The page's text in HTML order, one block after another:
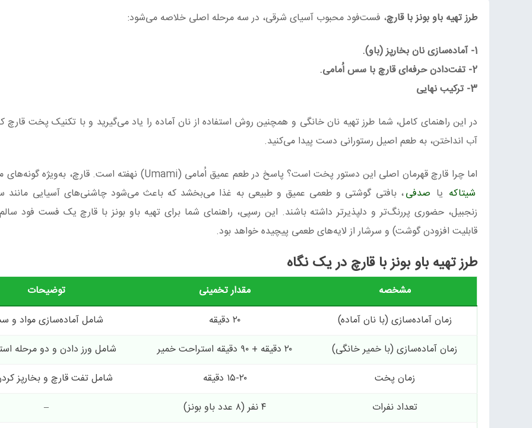
طرز تهیه باو بونز با قارچ، فست‌فود محبوب آسیای شرقی، در سه مرحله اصلی خلاصه می‌شود:
1- آماده‌سازی نان بخارپز (باو).
2- تفت‌دادن حرفه‌ای قارچ با سس اُمامی.
3- ترکیب نهایی
در این راهنمای کامل، شما طرز تهیه نان خانگی و همچنین روش استفاده از نان آماده را یاد می‌گیرید و با تکنیک پخت قارچ
آب انداختن، به طعم اصیل رستورانی دست پیدا می‌کنید.
اما چرا قارچ قهرمان اصلی این دستور پخت است؟ پاسخ در طعم عمیق اُمامی (Umami) نهفته است. قارچ، به‌ویژه گونه‌های معطری مانند
شیتاکه یا صدفی، بافتی گوشتی و طعمی عمیق و طبیعی به غذا می‌بخشد که باعث می‌شود چاشنی‌های آسیایی
زنجبیل، حضوری پررنگ‌تر و دلپذیرتر داشته باشند. این رسپی، راهنمای شما برای تهیه باو بونز با قارچ یک فست فود
قابلیت افزودن گوشت) و سرشار از لایه‌های طعمی پیچیده خواهد بود.
طرز تهیه باو بونز با قارچ در یک نگاه
مشخصه مقدار تخمینی
توضیحات
زمان آماده‌سازی (با نان آماده)
۲۰ دقیقه
شامل آماده‌سازی مواد
زمان آماده‌سازی (با خمیر خانگی)
۲۰ دقیقه + ۹۰ دقیقه استراحت خمیر
شامل ورز دادن و دو مرحله
زمان پخت
۱۵-۲۰ دقیقه
شامل تفت قارچ و بخارپز
تعداد نفرات
۴ نفر (۸ عدد باو بونز)
–